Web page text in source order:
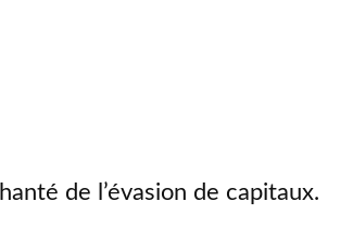
de l’évasion de capitaux.